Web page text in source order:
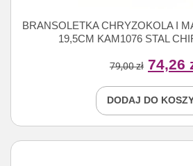
BRANSOLETKA CHRYZOKOLA I
19,5CM KAM1076 STAL
79,00zł 74,26
DODAJ DO